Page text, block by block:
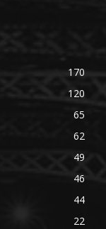
170
120
65
62
49
46
44
22